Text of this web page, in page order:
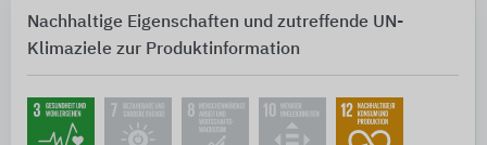
Nachhaltige Eigenschaften und zutreffende UN-
Klimaziele zur Produktinformation